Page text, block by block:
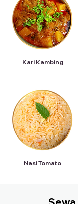
Kari Kambing
Nasi Tomato